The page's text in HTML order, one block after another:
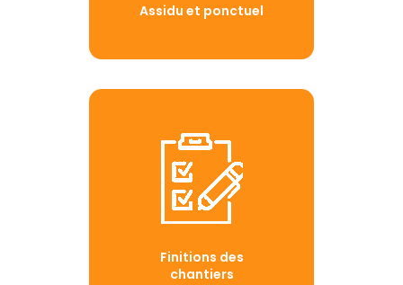
Assidu et ponctuel
Finitions des
chantiers